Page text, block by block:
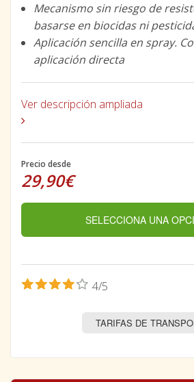
Mecanismo sin riesgo de
basarse en biocidas ni
Aplicación sencilla en spray.
aplicación directa
Ver descripción ampliada
Precio desde
29,90€
SELECCIONA UNA
4/5
TARIFAS DE